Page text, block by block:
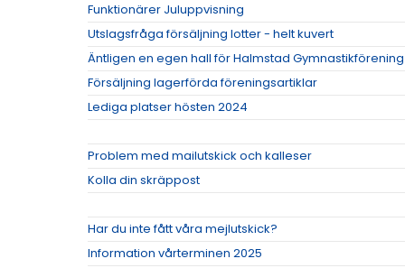
Funktionärer Juluppvisning
Utslagsfråga försäljning lotter - helt kuvert
Äntligen en egen hall för Halmstad
Försäljning lagerförda föreningsartiklar
Lediga platser hösten 2024
Problem med mailutskick och kalleser
Kolla din skräppost
Har du inte fått våra mejlutskick?
Information vårterminen 2025